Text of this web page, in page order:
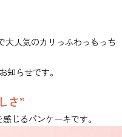
大人気のカリっふわっもっち
知らせです。
さ”
じるパンケーキです。